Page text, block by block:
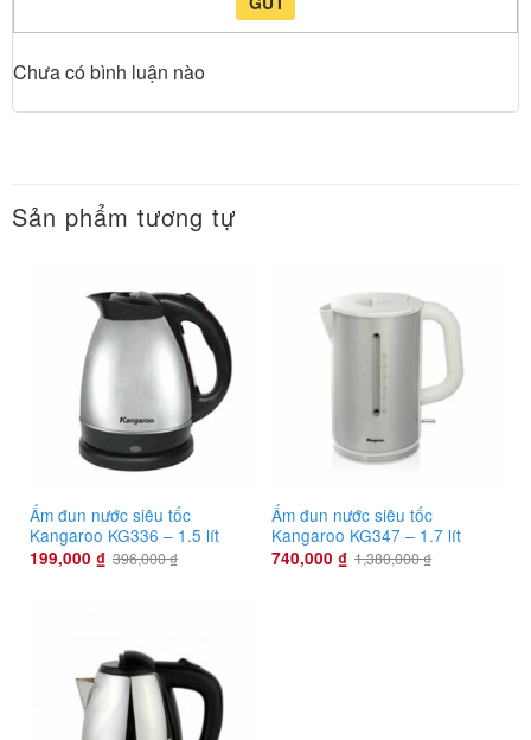
Chưa có bình luận nào
Sản phẩm tương tự
Ấm đun nước siêu tốc
Kangaroo KG336 – 1.5 lít
199,000 ₫ 396,000₫
Ấm đun nước siêu tốc
Kangaroo KG347 – 1.7 lít
740,000 ₫ 1,380,000₫